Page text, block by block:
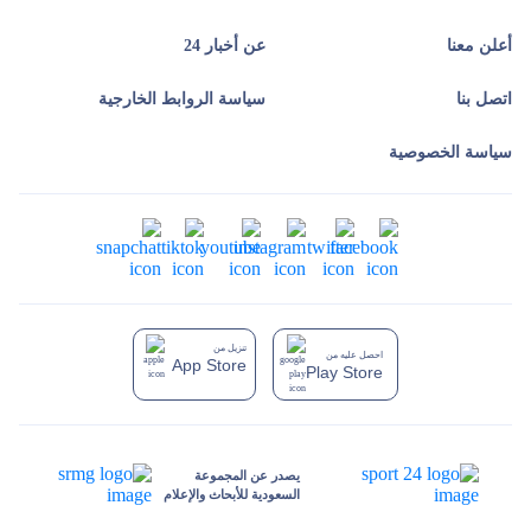
يصدر عن المجموعة
السعودية للأبحاث والإعلام
أعلن معنا عن أخبار 24
اتصل بنا سياسة الروابط الخارجية
سياسة الخصوصية
تنزيل من
App Store
احصل عليه من
Play Store